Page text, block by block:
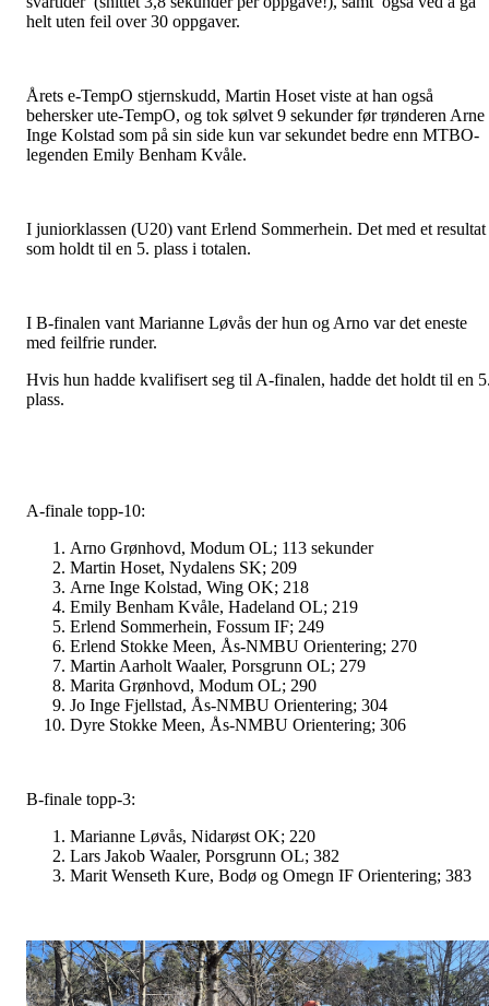
helt uten feil over 30 oppgaver.
Årets e-TempO stjernskudd, Martin Hoset viste at han også
behersker ute-TempO, og tok sølvet 9 sekunder før trønderen Arne
Inge Kolstad som på sin side kun var sekundet bedre enn MTBO-
legenden Emily Benham Kvåle.
I juniorklassen (U20) vant Erlend Sommerhein. Det med et resultat
som holdt til en 5. plass i totalen.
I B-finalen vant Marianne Løvås der hun og Arno var det eneste
med feilfrie runder.
Hvis hun hadde kvalifisert seg til A-finalen, hadde det holdt til en
plass.
A-finale topp-10:
Arno Grønhovd, Modum OL; 113 sekunder
Martin Hoset, Nydalens SK; 209
Arne Inge Kolstad, Wing OK; 218
Emily Benham Kvåle, Hadeland OL; 219
Erlend Sommerhein, Fossum IF; 249
Erlend Stokke Meen, Ås-NMBU Orientering; 270
Martin Aarholt Waaler, Porsgrunn OL; 279
Marita Grønhovd, Modum OL; 290
Jo Inge Fjellstad, Ås-NMBU Orientering; 304
Dyre Stokke Meen, Ås-NMBU Orientering; 306
B-finale topp-3:
Marianne Løvås, Nidarøst OK; 220
Lars Jakob Waaler, Porsgrunn OL; 382
Marit Wenseth Kure, Bodø og Omegn IF Orientering; 383